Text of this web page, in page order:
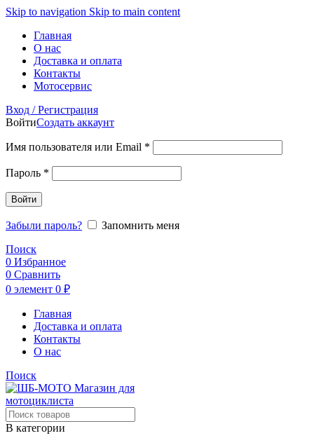
Skip to navigation Skip to main content
Главная
О нас
Доставка и оплата
Контакты
Мотосервис
Вход / Регистрация
ВойтиСоздать аккаунт
Имя пользователя или Email *
Пароль *
Войти
Забыли пароль?
Запомнить меня
Поиск
0 Избранное
0 Сравнить
0 элемент 0 ₽
Главная
Доставка и оплата
Контакты
О нас
Поиск
В категории